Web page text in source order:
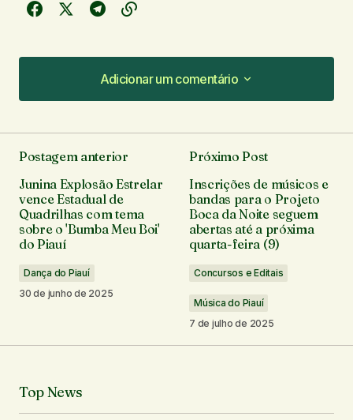
Adicionar um comentário
Adicionar um comentário
O seu endereço de e-mail não será publicado.
Campos obrigatórios são marcados com*
Comentário *
Postagem anterior
Junina Explosão Estrelar
vence Estadual de
Quadrilhas com tema
sobre o 'Bumba Meu Boi'
do Piauí
Dança do Piauí
30 de junho de 2025
Próximo Post
Inscrições de músicos e
bandas para o Projeto
Boca da Noite seguem
abertas até a próxima
quarta-feira (9)
Concursos e Editais
Música do Piauí
7 de julho de 2025
Top News